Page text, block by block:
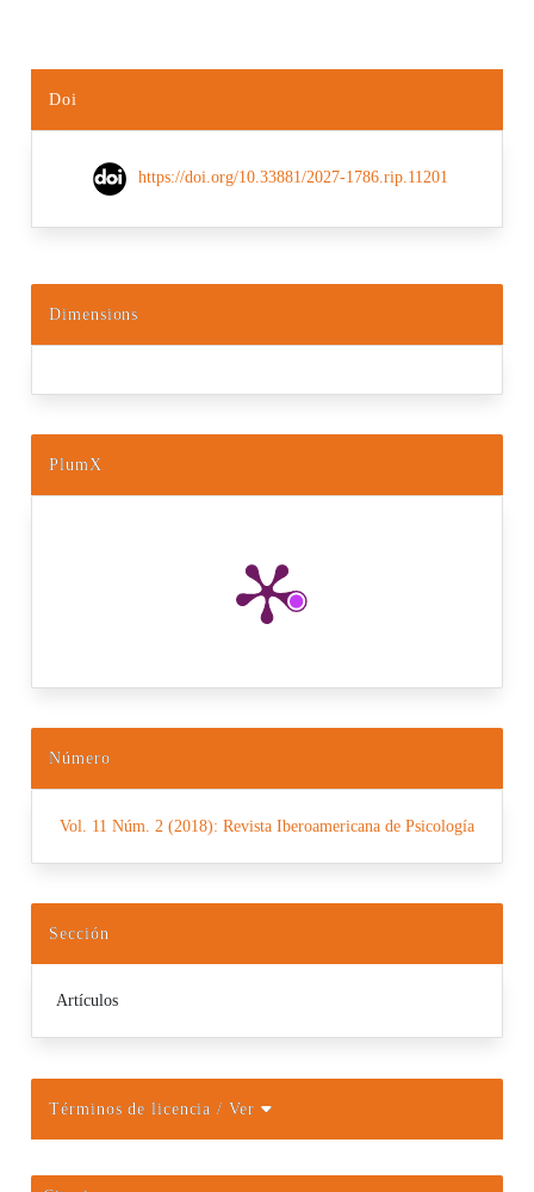
Doi
https://doi.org/10.33881/2027-1786.rip.11201
Dimensions
PlumX
Número
Vol. 11 Núm. 2 (2018): Revista Iberoamericana de Psicología
Sección
Artículos
Términos de licencia/ Ver